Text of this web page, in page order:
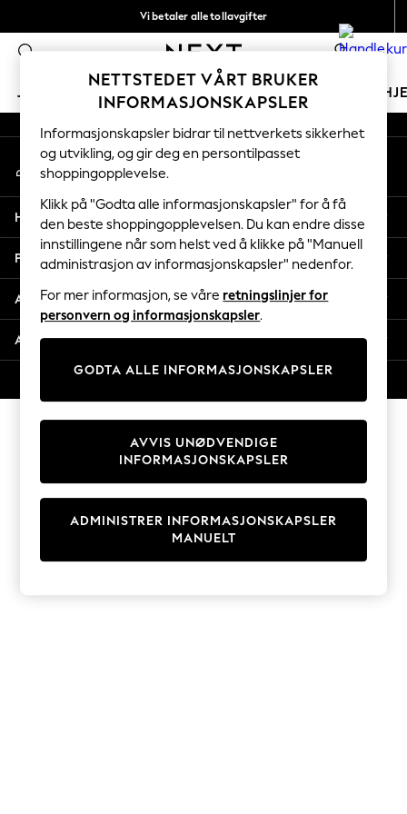
Vi betaler alle tollavgifter
Fleksible og sikre betalinger med Klarna 0
JENTER GUTTER BABY KVINNER
GIRLS
New In
50 - 92cm
98 - 110cm
116 - 134cm
140 - 174cm
Trending: Top & Short Sets
Trending: Clogs
Toy Story
THE SET
Coats & Jackets
Sweatshirts & Hoodies
Knitwear
Cardigans
Dresses
Sets & Outfits
T-Shirts
An error occurred on client
Våre sosiale nettverk
Min konto
Logg inn på kontoen din
Hjelp
Personvern & Juridisk
Avdelinger
Andre tjenester
NETTSTEDET VÅRT BRUKER
INFORMASJONSKAPSLER
Informasjonskapsler bidrar til nettverkets sikkerhet
og utvikling, og gir deg en persontilpasset
shoppingopplevelse.
Klikk på "Godta alle informasjonskapsler" for å få
den beste shoppingopplevelsen. Du kan endre disse
innstillingene når som helst ved å klikke på "Manuell
administrasjon av informasjonskapsler" nedenfor.
For mer informasjon, se våre retningslinjer for
personvern og informasjonskapsler.
GODTA ALLE INFORMASJONSKAPSLER
ADMINISTRER INFORMASJONSKAPSLER
MANUELT
AVVIS UNØDVENDIGE
INFORMASJONSKAPSLER